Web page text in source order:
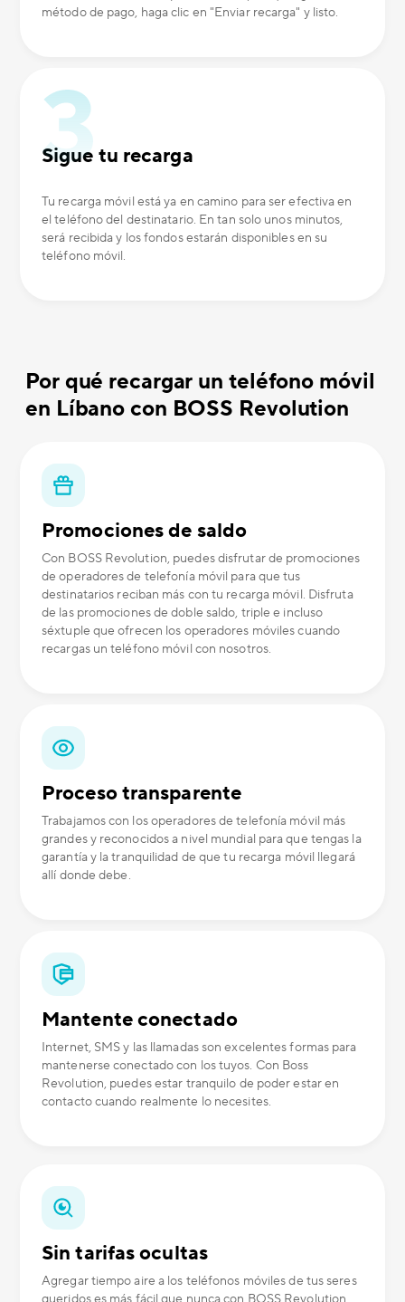
método de pago, haga clic en "Enviar recarga" y listo.
Sigue tu recarga
Tu recarga móvil está ya en camino para ser efectiva en
el teléfono del destinatario. En tan solo unos minutos,
será recibida y los fondos estarán disponibles en su
teléfono móvil.
Por qué recargar un teléfono móvil
en Líbano con BOSS Revolution
Promociones de saldo
Con BOSS Revolution, puedes disfrutar de promociones
de operadores de telefonía móvil para que tus
destinatarios reciban más con tu recarga móvil. Disfruta
de las promociones de doble saldo, triple e incluso
séxtuple que ofrecen los operadores móviles cuando
recargas un teléfono móvil con nosotros.
Proceso transparente
Trabajamos con los operadores de telefonía móvil más
grandes y reconocidos a nivel mundial para que tengas la
garantía y la tranquilidad de que tu recarga móvil llegará
allí donde debe.
Mantente conectado
Internet, SMS y las llamadas son excelentes formas para
mantenerse conectado con los tuyos. Con Boss
Revolution, puedes estar tranquilo de poder estar en
contacto cuando realmente lo necesites.
Sin tarifas ocultas
Agregar tiempo aire a los teléfonos móviles de tus seres